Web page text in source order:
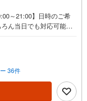
～21:00】日時のご希
ん当日でも対応可能で
室内・現地を見学す
スムーズにご案内可能
必要な場合がございま
CLUB◆弊社で売
CLUBにご加入いただ
ーム、保険やローンの見
36件